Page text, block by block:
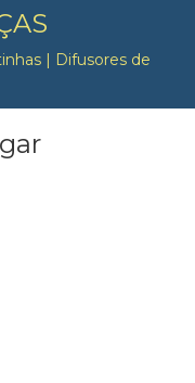
| Difusores de